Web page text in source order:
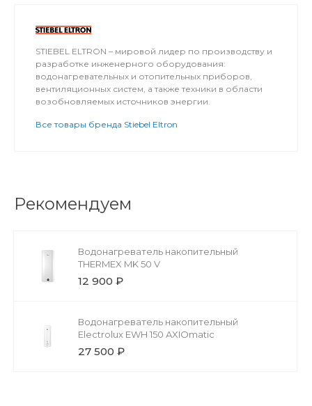
STIEBEL ELTRON – мировой лидер по производству и
разработке инженерного оборудования:
водонагревательных и отопительных приборов,
вентиляционных систем, а также техники в области
возобновляемых источников энергии.
Все товары бренда Stiebel Eltron
Рекомендуем
Водонагреватель накопительный
THERMEX MK 50 V
12 900 ₽
Водонагреватель накопительный
Electrolux EWH 150 AXIOmatic
27 500 ₽